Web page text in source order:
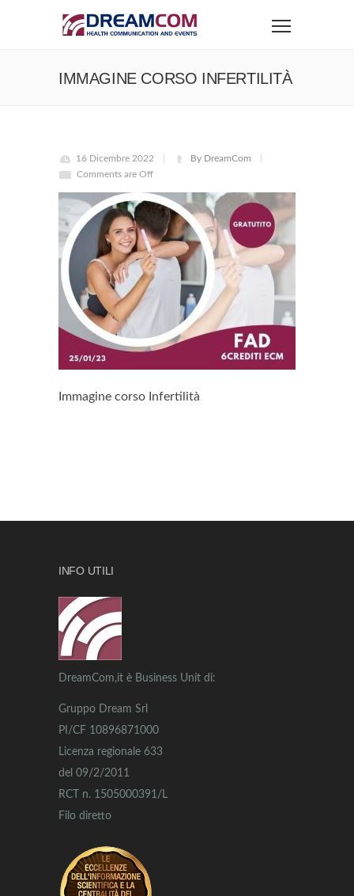
IMMAGINE CORSO INFERTILITÀ
16 Dicembre 2022
By DreamCom
Comments are Off
Immagine corso Infertilità
INFO UTILI
DreamCom,it è Business Unit di:
Gruppo Dream Srl
PI/CF 10896871000
Licenza regionale 633
del 09/2/2011
RCT n. 1505000391/L
Filo diretto